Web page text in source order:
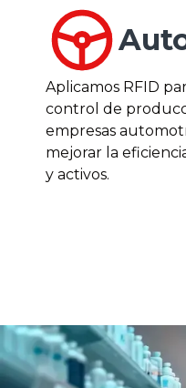
Aplicamos RFID
control de
empresas
mejorar la
y activos.